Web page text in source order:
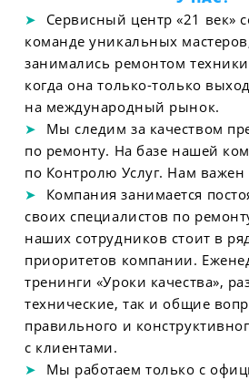
Сервисный центр «21 век»
команде уникальных
занимались ремонтом
когда она только-только
на международный рынок.
Мы следим за качеством
по ремонту. На базе нашей
по Контролю Услуг. Нам
Компания занимается
своих специалистов по
наших сотрудников стоит в
приоритетов компании.
тренинги «Уроки качества»,
технические, так и общие
правильного и
с клиентами.
Мы работаем только с